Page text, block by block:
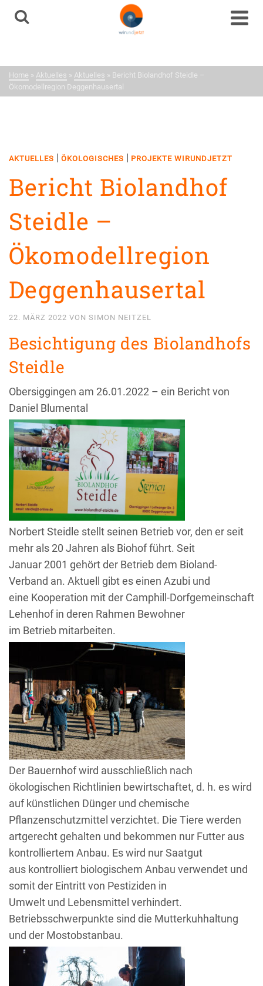
Neuigkeiten aus dem
Netzwerk
Home » Aktuelles » Aktuelles » Bericht Biolandhof Steidle –
Ökomodellregion Deggenhausertal
AKTUELLES | ÖKOLOGISCHES | PROJEKTE WIRUNDJETZT
Bericht Biolandhof
Steidle –
Ökomodellregion
Deggenhausertal
22. MÄRZ 2022 VON SIMON NEITZEL
Besichtigung des Biolandhofs
Steidle
Obersiggingen am 26.01.2022 – ein Bericht von
Daniel Blumental
Norbert Steidle stellt seinen Betrieb vor, den er seit
mehr als 20 Jahren als Biohof führt. Seit
Januar 2001 gehört der Betrieb dem Bioland-
Verband an. Aktuell gibt es einen Azubi und
eine Kooperation mit der Camphill-Dorfgemeinschaft
Lehenhof in deren Rahmen Bewohner
im Betrieb mitarbeiten.
Der Bauernhof wird ausschließlich nach
ökologischen Richtlinien bewirtschaftet, d. h. es wird
auf künstlichen Dünger und chemische
Pflanzenschutzmittel verzichtet. Die Tiere werden
artgerecht gehalten und bekommen nur Futter aus
kontrolliertem Anbau. Es wird nur Saatgut
aus kontrolliert biologischem Anbau verwendet und
somit der Eintritt von Pestiziden in
Umwelt und Lebensmittel verhindert.
Betriebsschwerpunkte sind die Mutterkuhhaltung
und der Mostobstanbau.